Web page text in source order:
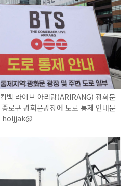
백 라이브 아리랑(ARIRANG) 광화문
로구 광화문광장에 도로 통제 안내문
holjjak@